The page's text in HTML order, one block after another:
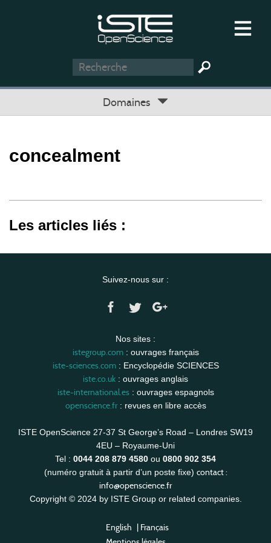
Domaines
concealment
Les articles liés :
Suivez-nous sur :
Nos sites :
istegroup.com: ouvrages français
iste-sciences.com: Encyclopédie SCIENCES
iste.co.uk : ouvrages anglais
iste-international.es: ouvrages espagnols
openscience.fr: revues en libre accès
ISTE OpenScience 27-37 St George’s Road – Londres SW19
4EU – Royaume-Uni
Tel : 0044 208 879 4580 ou 0800 902 354
(numéro gratuit à partir d’un poste fixe) contact :
info@openscience.fr
Copyright © 2024 by ISTE Group or related companies.
English | Français